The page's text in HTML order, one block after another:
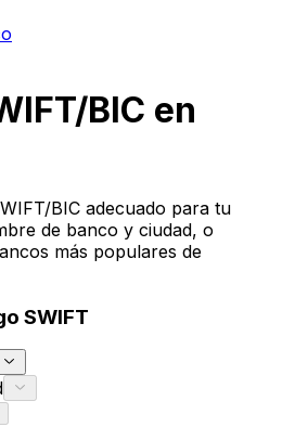
BIC en
BIC adecuado para tu
de banco y ciudad, o
más populares de
SWIFT